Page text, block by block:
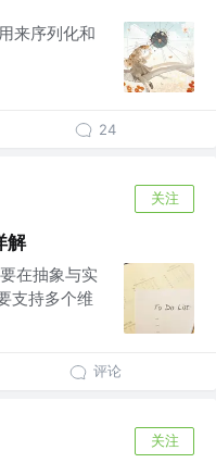
来序列化和
24
关注
解
在抽象与实
支持多个维
评论
关注